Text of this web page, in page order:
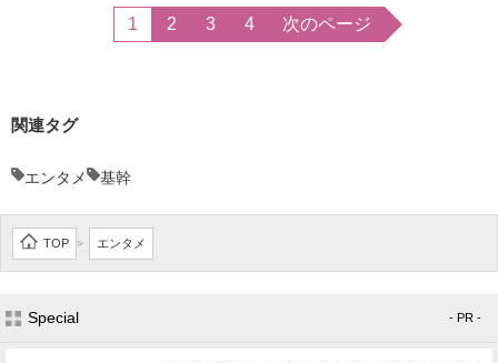
1 2 3 4 次のページ
関連タグ
エンタメ 基幹
TOP > エンタメ
Special - PR -